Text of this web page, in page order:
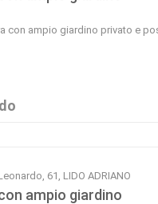
con ampio giardino privato e
61, LIDO ADRIANO
ampio giardino